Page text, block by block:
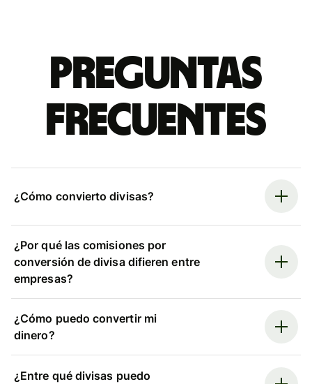
Preguntas
frecuentes
¿Cómo convierto divisas?
¿Por qué las comisiones por
conversión de divisa difieren entre
empresas?
¿Cómo puedo convertir mi
dinero?
¿Entre qué divisas puedo